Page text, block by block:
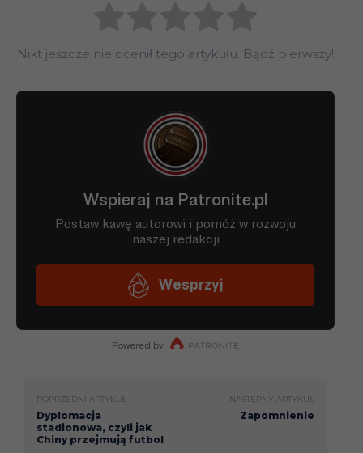
Nikt jeszcze nie ocenił tego artykułu. Bądź pierwszy!
POPRZEDNI ARTYKUŁ
Dyplomacja
stadionowa, czyli jak
Chiny przejmują futbol
NASTĘPNY ARTYKUŁ
Zapomnienie